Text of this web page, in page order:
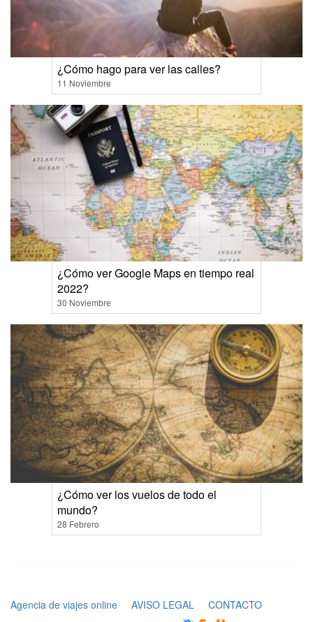
¿Cómo hago para ver las calles?
11 Noviembre
¿Cómo ver Google Maps en tiempo real
2022?
30 Noviembre
¿Cómo ver los vuelos de todo el
mundo?
28 Febrero
Agencia de viajes online AVISO LEGAL
CONTACTO